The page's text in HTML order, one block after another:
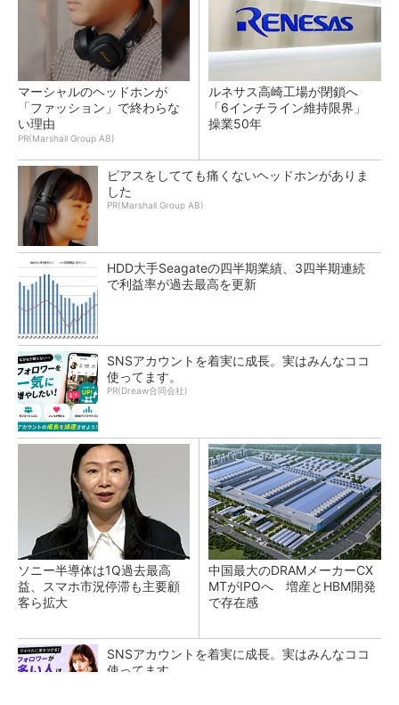
マーシャルのヘッドホンが
「ファッション」で終わらな
い理由
PR(Marshall Group AB)
ルネサス高崎工場が閉鎖へ
「6インチライン維持限界」
操業50年
ピアスをしてても痛くないヘッドホンがありま
した
PR(Marshall Group AB)
HDD大手Seagateの四半期業績、3四半期連続
で利益率が過去最高を更新
SNSアカウントを着実に成長。実はみんなココ
使ってます。
PR(Dreaw合同会社)
ソニー半導体は1Q過去最高
益、スマホ市況停滞も主要顧
客ら拡大
中国最大のDRAMメーカーCX
MTがIPOへ 増産とHBM開発
で存在感
SNSアカウントを着実に成長。実はみんなココ
使ってます。